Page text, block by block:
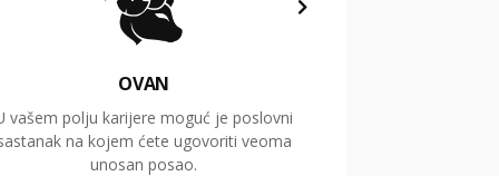
OVAN
vašem polju karijere moguć je poslovni
na kojem ćete ugovoriti veoma
unosan posao.